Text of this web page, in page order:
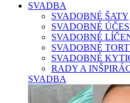
SVADBA
SVADOBNÉ ŠATY
SVADOBNÉ
SVADOBNÉ
SVADOBNÉ
SVADOBNÉ
RADY A
SVADBA